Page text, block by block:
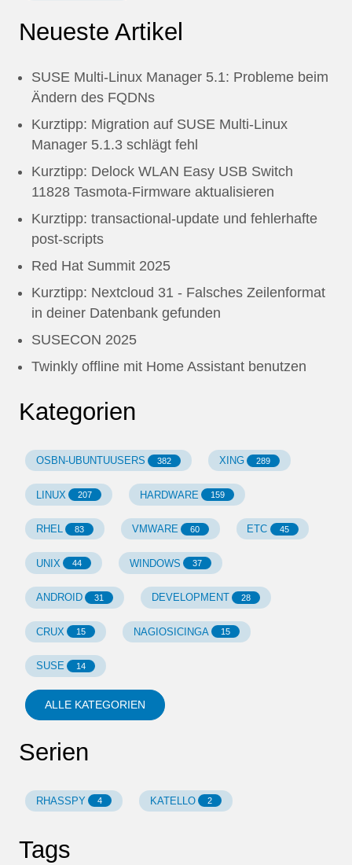
Neueste Artikel
SUSE Multi-Linux Manager 5.1: Probleme beim
Ändern des FQDNs
Kurztipp: Migration auf SUSE Multi-Linux
Manager 5.1.3 schlägt fehl
Kurztipp: Delock WLAN Easy USB Switch
11828 Tasmota-Firmware aktualisieren
Kurztipp: transactional-update und fehlerhafte
post-scripts
Red Hat Summit 2025
Kurztipp: Nextcloud 31 - Falsches Zeilenformat
in deiner Datenbank gefunden
SUSECON 2025
Twinkly offline mit Home Assistant benutzen
Kategorien
OSBN-UBUNTUUSERS 382 XING 289
LINUX 207 HARDWARE 159
RHEL 83 VMWARE 60 ETC 45
UNIX 44 WINDOWS 37
ANDROID 31 DEVELOPMENT 28
CRUX 15 NAGIOSICINGA 15
SUSE 14
ALLE KATEGORIEN
Serien
RHASSPY 4 KATELLO 2
Tags